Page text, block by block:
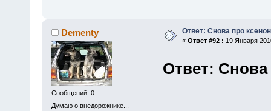
Dementy
Сообщений: 0
Думаю о внедорожнике...
Ответ: Снова про ксенон
« Ответ #92 : 19 Января
Ответ: Снова